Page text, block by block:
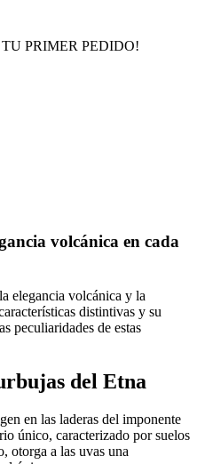
PRIMER PEDIDO!
volcánica en cada
elegancia volcánica y la
distintivas y su
peculiaridades de estas
del Etna
en las laderas del imponente
único, caracterizado por suelos
otorga a las uvas una